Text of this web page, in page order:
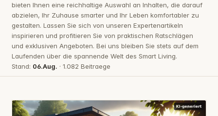
bieten Ihnen eine reichhaltige Auswahl an Inhalten, die darauf
abzielen, Ihr Zuhause smarter und Ihr Leben komfortabler zu
gestalten. Lassen Sie sich von unseren Expertenartikeln
inspirieren und profitieren Sie von praktischen Ratschlägen
und exklusiven Angeboten. Bei uns bleiben Sie stets auf dem
Laufenden über die spannende Welt des Smart Living.
Stand: 06.Aug. · 1.082 Beitraege